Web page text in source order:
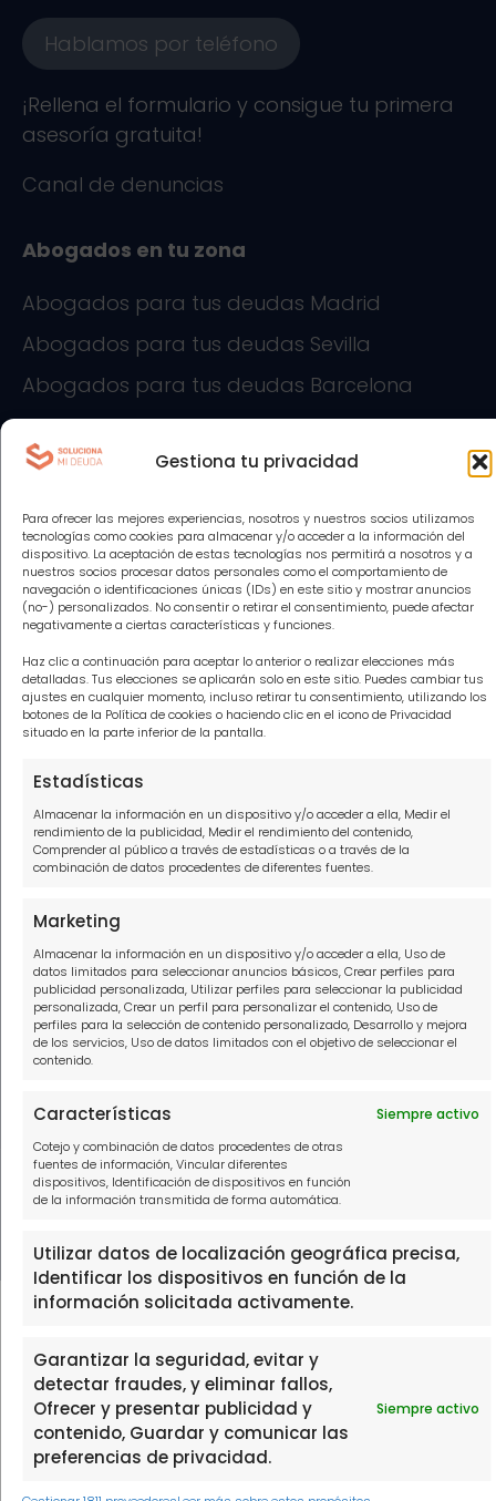
Gestiona tu privacidad
Para ofrecer las mejores experiencias, nosotros y nuestros socios utilizamos
tecnologías como cookies para almacenar y/o acceder a la información del
dispositivo. La aceptación de estas tecnologías nos permitirá a nosotros y a
nuestros socios procesar datos personales como el comportamiento de
navegación o identificaciones únicas (IDs) en este sitio y mostrar anuncios
(no-) personalizados. No consentir o retirar el consentimiento, puede afectar
negativamente a ciertas características y funciones.
Haz clic a continuación para aceptar lo anterior o realizar elecciones más
detalladas. Tus elecciones se aplicarán solo en este sitio. Puedes cambiar tus
ajustes en cualquier momento, incluso retirar tu consentimiento, utilizando los
botones de la Política de cookies o haciendo clic en el icono de Privacidad
situado en la parte inferior de la pantalla.
Estadísticas
Almacenar la información en un dispositivo y/o acceder a ella, Medir el
rendimiento de la publicidad, Medir el rendimiento del contenido,
Comprender al público a través de estadísticas o a través de la
combinación de datos procedentes de diferentes fuentes.
Marketing
Almacenar la información en un dispositivo y/o acceder a ella, Uso de
datos limitados para seleccionar anuncios básicos, Crear perfiles para
publicidad personalizada, Utilizar perfiles para seleccionar la publicidad
personalizada, Crear un perfil para personalizar el contenido, Uso de
perfiles para la selección de contenido personalizado, Desarrollo y mejora
de los servicios, Uso de datos limitados con el objetivo de seleccionar el
contenido.
Características Siempre activo
Cotejo y combinación de datos procedentes de otras
fuentes de información, Vincular diferentes
dispositivos, Identificación de dispositivos en función
de la información transmitida de forma automática.
Utilizar datos de localización geográfica precisa,
Identificar los dispositivos en función de la
información solicitada activamente.
Garantizar la seguridad, evitar y
detectar fraudes, y eliminar fallos,
Ofrecer y presentar publicidad y
contenido, Guardar y comunicar las
preferencias de privacidad.
Siempre activo
Hablamos por teléfono
¡Rellena el formulario y consigue tu primera
asesoría gratuita!
Canal de denuncias
Abogados en tu zona
Abogados para tus deudas Madrid
Abogados para tus deudas Sevilla
Abogados para tus deudas Barcelona
Abogados para tus deudas Alicante
Abogados para tus deudas Cádiz
Abogados para tus deudas Las Palmas
Abogados para tus deudas Málaga
Abogados para tus deudas Tenerife
Abogados para tus deudas Valencia
Información
Política de privacidad
Política de cookies
Aviso Legal
Contacto
910916445
hola@solucionamideuda.es
WhatsApp
THE FINTECH LABORATORY, S.L.U, con domicilio social en PASEO
DE LA CASTELLANA 111, 1º, 28046 MADRID, con N.I.F. B88473533,
Folio 137, Hoja 702905.